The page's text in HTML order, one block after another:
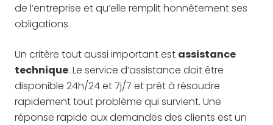
de l’entreprise et qu’elle remplit honnêtement ses
obligations.
Un critère tout aussi important est assistance
technique. Le service d’assistance doit être
disponible 24h/24 et 7j/7 et prêt à résoudre
rapidement tout problème qui survient. Une
réponse rapide aux demandes des clients est un